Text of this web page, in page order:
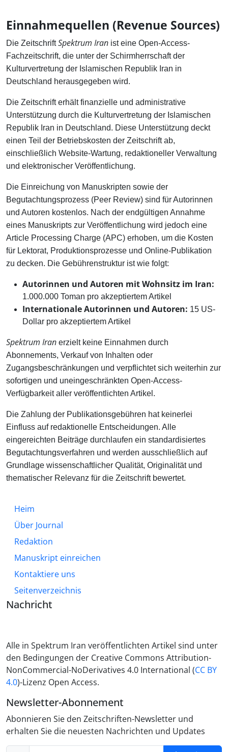
Einnahmequellen (Revenue Sources)
Die ZeitschriftSpektrum Iran ist eine Open-Access-
Fachzeitschrift, die unter der Schirmherrschaft der
Kulturvertretung der Islamischen Republik Iran in
Deutschland herausgegeben wird.
Die Zeitschrift erhält finanzielle und administrative
Unterstützung durch die Kulturvertretung der Islamischen
Republik Iran in Deutschland. Diese Unterstützung deckt
einen Teil der Betriebskosten der Zeitschrift ab,
einschließlich Website-Wartung, redaktioneller Verwaltung
und elektronischer Veröffentlichung.
Die Einreichung von Manuskripten sowie der
Begutachtungsprozess (Peer Review) sind für Autorinnen
und Autoren kostenlos. Nach der endgültigen Annahme
eines Manuskripts zur Veröffentlichung wird jedoch eine
Article Processing Charge (APC) erhoben, um die Kosten
für Lektorat, Produktionsprozesse und Online-Publikation
zu decken. Die Gebührenstruktur ist wie folgt:
Autorinnen und Autoren mit Wohnsitz im Iran:
1.000.000 Toman pro akzeptiertem Artikel
Internationale Autorinnen und Autoren: 15 US-
Dollar pro akzeptiertem Artikel
Spektrum Iran erzielt keine Einnahmen durch
Abonnements, Verkauf von Inhalten oder
Zugangsbeschränkungen und verpflichtet sich weiterhin zur
sofortigen und uneingeschränkten Open-Access-
Verfügbarkeit aller veröffentlichten Artikel.
Die Zahlung der Publikationsgebühren hat keinerlei
Einfluss auf redaktionelle Entscheidungen. Alle
eingereichten Beiträge durchlaufen ein standardisiertes
Begutachtungsverfahren und werden ausschließlich auf
Grundlage wissenschaftlicher Qualität, Originalität und
thematischer Relevanz für die Zeitschrift bewertet.
Heim
Über Journal
Redaktion
Manuskript einreichen
Kontaktiere uns
Seitenverzeichnis
Nachricht
Alle in Spektrum Iran veröffentlichten Artikel sind unter
den Bedingungen der Creative Commons Attribution-
NonCommercial-NoDerivatives 4.0 International (CC BY
4.0)-Lizenz Open Access.
Newsletter-Abonnement
Abonnieren Sie den Zeitschriften-Newsletter und
erhalten Sie die neuesten Nachrichten und Updates